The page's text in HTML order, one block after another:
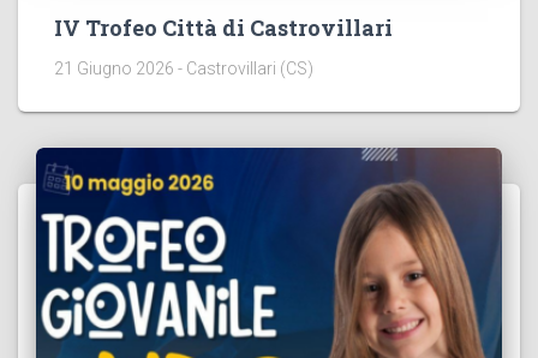
IV Trofeo Città di Castrovillari
21 Giugno 2026 - Castrovillari (CS)